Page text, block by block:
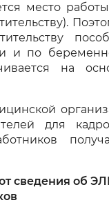
место
и по
на
для
сведения об